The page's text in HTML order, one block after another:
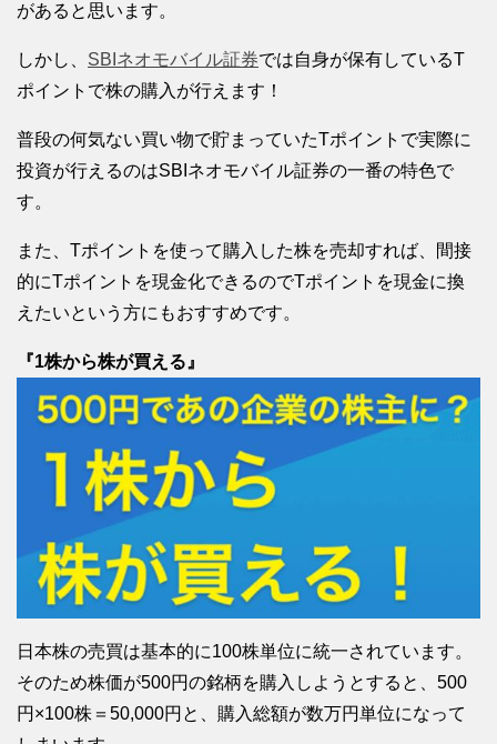
があると思います。
しかし、 SBIネオモバイル証券では自身が保有しているT
ポイントで株の購入が行えます！
普段の何気ない買い物で貯まっていたTポイントで実際に
投資が行えるのはSBIネオモバイル証券の一番の特色で
す。
また、Tポイントを使って購入した株を売却すれば、間接
的にTポイントを現金化できるのでTポイントを現金に換
えたいという方にもおすすめです。
『1株から株が買える』
日本株の売買は基本的に100株単位に統一されています。
そのため株価が500円の銘柄を購入しようとすると、500
円×100株＝50,000円と、購入総額が数万円単位になって